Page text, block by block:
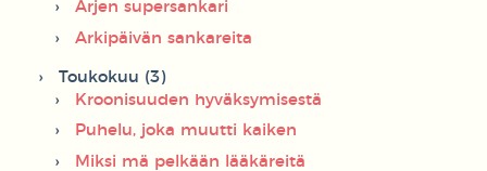
Arjen supersankari
Arkipäivän sankareita
Toukokuu (3)
Kroonisuuden hyväksymisestä
Puhelu, joka muutti kaiken
Miksi mä pelkään lääkäreitä